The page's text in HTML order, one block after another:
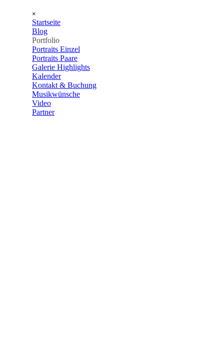
×
Startseite
Blog
Portfolio
Portraits Einzel
Portraits Paare
Galerie Highlights
Kalender
Kontakt & Buchung
Musikwünsche
Video
Partner